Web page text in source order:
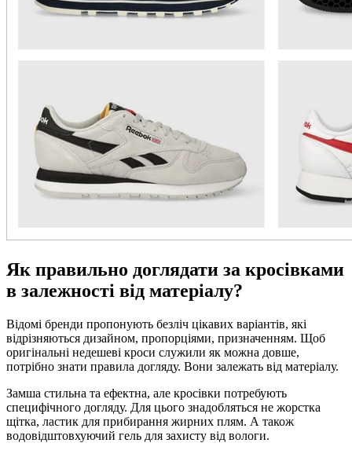
Як правильно доглядати за кросівками
в залежності від матеріалу?
Відомі бренди пропонують безліч цікавих варіантів, які
відрізняються дизайном, пропорціями, призначенням. Щоб
оригінальні недешеві кроси служили як можна довше,
потрібно знати правила догляду. Вони залежать від матеріалу.
Замша стильна та ефектна, але кросівки потребують
специфічного догляду. Для цього знадобляться не жорстка
щітка, ластик для прибирання жирних плям. А також
водовідштовхуючий гель для захисту від вологи.